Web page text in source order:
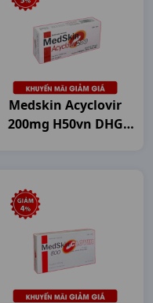
Medskin Acyclovir
200mg H50vn DHG